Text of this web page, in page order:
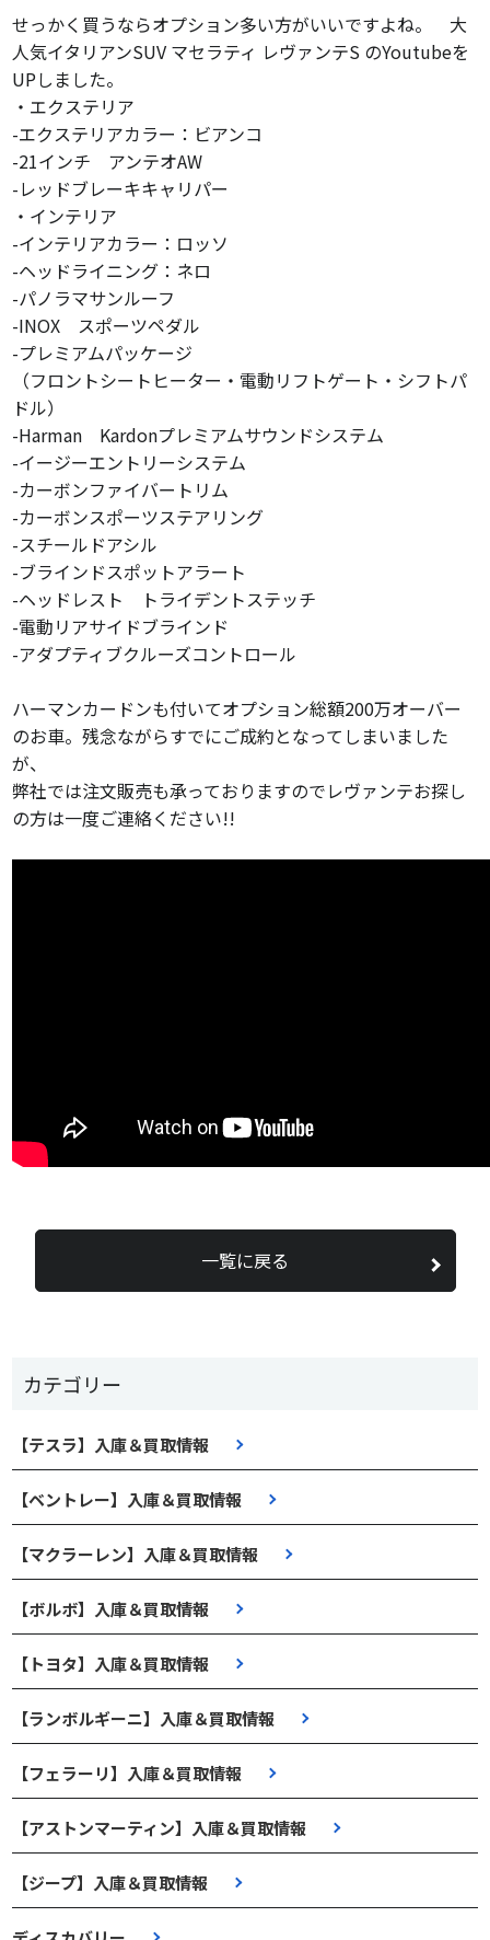
カテゴリー
【テスラ】入庫＆買取情報
【ベントレー】入庫＆買取情報
【マクラーレン】入庫＆買取情報
【ボルボ】入庫＆買取情報
【トヨタ】入庫＆買取情報
【ランボルギーニ】入庫＆買取情報
【フェラーリ】入庫＆買取情報
【アストンマーティン】入庫＆買取情報
【ジープ】入庫＆買取情報
せっかく買うならオプション多い方がいいですよね。 大
人気イタリアンSUV マセラティ レヴァンテS のYoutubeを
UPしました。
・エクステリア
-エクステリアカラー：ビアンコ
-21インチ アンテオAW
-レッドブレーキキャリパー
・インテリア
-インテリアカラー：ロッソ
-ヘッドライニング：ネロ
-パノラマサンルーフ
-INOX スポーツペダル
-プレミアムパッケージ
（フロントシートヒーター・電動リフトゲート・シフトパ
ドル）
-Harman Kardonプレミアムサウンドシステム
-イージーエントリーシステム
-カーボンファイバートリム
-カーボンスポーツステアリング
-スチールドアシル
-ブラインドスポットアラート
-ヘッドレスト トライデントステッチ
-電動リアサイドブラインド
-アダプティブクルーズコントロール
ハーマンカードンも付いてオプション総額200万オーバー
のお車。残念ながらすでにご成約となってしまいました
が、
弊社では注文販売も承っておりますのでレヴァンテお探し
の方は一度ご連絡ください!!
一覧に戻る